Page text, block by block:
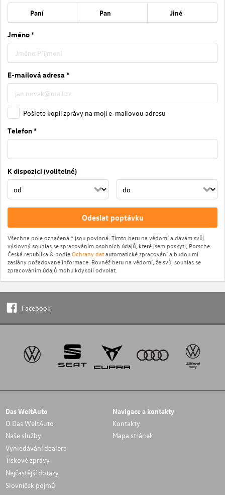
Paní Pan Jiné
Jméno *
E-mailová adresa *
Pošlete kopii zprávy na moji e-mailovou adresu
Telefon *
K dispozici (volitelné)
Odeslat poptávku
Všechna pole označená * jsou povinná. Tímto beru na vědomí a dávám svůj
výslovný souhlas se zpracováním osobních údajů, které jsem poskytl, Porsche
Česká republika & podleOchrany datautomatické zpracování a budou mi
zaslány požadované informace. Rovněž beru na vědomí, že svůj souhlas se
zpracováním údajů mohu kdykoli odvolat.
Facebook
Das WeltAuto
O Das WeltAuto
Naše služby
Vyhledávání dealera
Tiskové zprávy
Nejčastější dotazy
Slovníček pojmů
Navigace a kontakty
Kontakty
Mapa stránek